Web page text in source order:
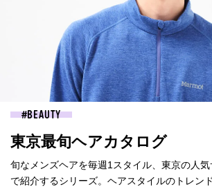
BEAUTY
東京最旬ヘアカタログ
旬なメンズヘアを毎週1スタイル、東京の人
で紹介するシリーズ。ヘアスタイルのトレン